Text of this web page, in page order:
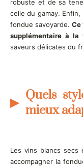
robuste et de sa
celle du gamay.
fondue savoyarde. Ce
supplémentaire à
saveurs délicates du
Quels
mieux
Les vins blancs secs
accompagner la